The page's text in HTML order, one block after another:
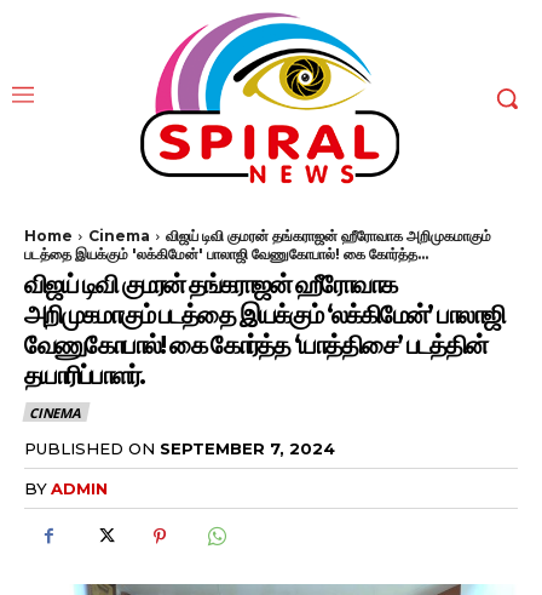
Home Cinema
விஜய் டிவி குமரன் தங்கராஜன் ஹீரோவாக அறிமுகமாகும்
படத்தை இயக்கும் 'லக்கிமேன்' பாலாஜி வேணுகோபால்! கை கோர்த்த...
விஜய் டிவி குமரன் தங்கராஜன் ஹீரோவாக
அறிமுகமாகும் படத்தை இயக்கும் ‘லக்கிமேன்’ பாலாஜி
வேணுகோபால்! கை கோர்த்த ‘யாத்திசை’ படத்தின்
தயாரிப்பாளர்.
CINEMA
PUBLISHED ON SEPTEMBER 7, 2024
BYADMIN